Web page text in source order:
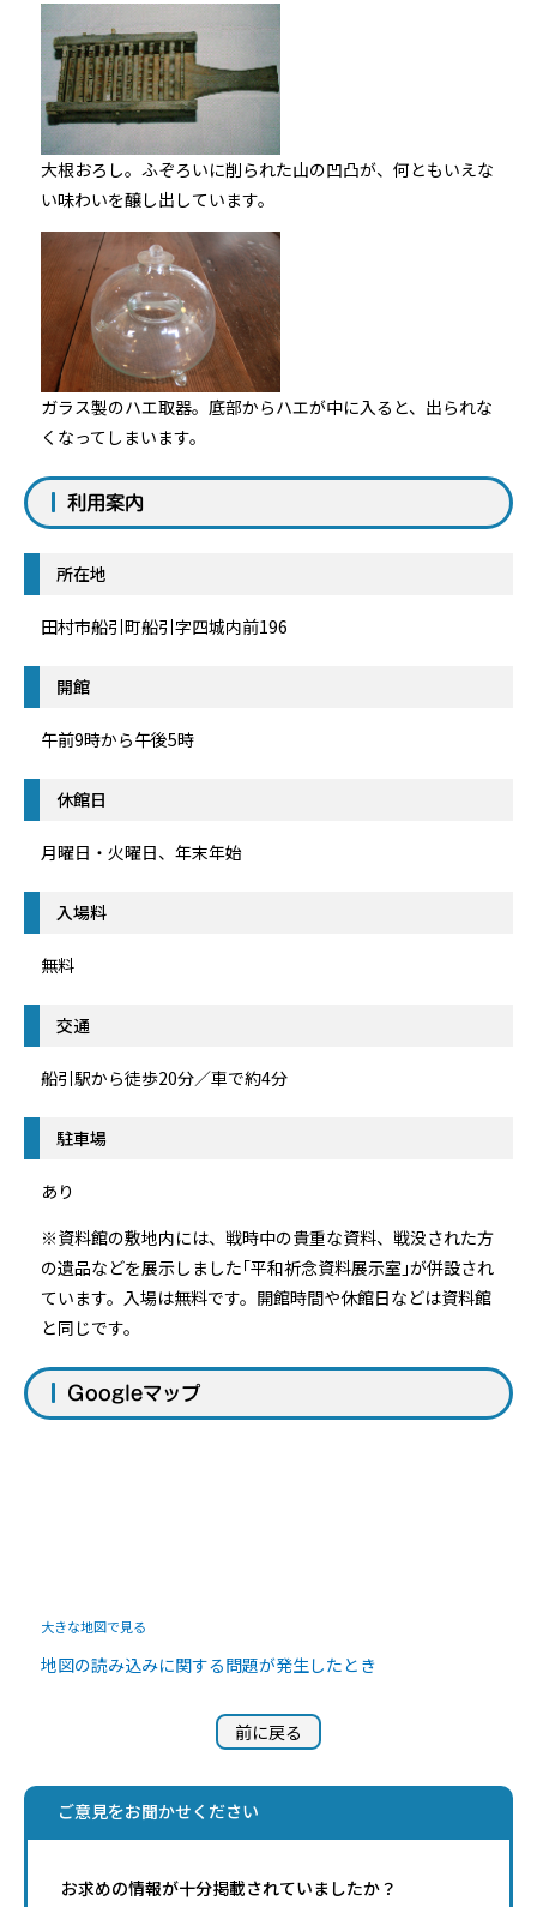
大根おろし。ふぞろいに削られた山の凹凸が、何ともいえな
い味わいを醸し出しています。
ガラス製のハエ取器。底部からハエが中に入ると、出られな
くなってしまいます。
利用案内
所在地
田村市船引町船引字四城内前196
開館
午前9時から午後5時
休館日
月曜日・火曜日、年末年始
入場料
無料
交通
船引駅から徒歩20分／車で約4分
駐車場
あり
※資料館の敷地内には、戦時中の貴重な資料、戦没された方
の遺品などを展示しました｢平和祈念資料展示室｣が併設され
ています。入場は無料です。開館時間や休館日などは資料館
と同じです。
Googleマップ
大きな地図で見る
地図の読み込みに関する問題が発生したとき
前に戻る
ご意見をお聞かせください
お求めの情報が十分掲載されていましたか？